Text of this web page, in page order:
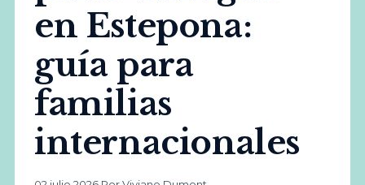
en Estepona:
guía para
familias
internacionales